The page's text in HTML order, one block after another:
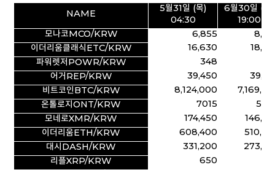
NAME
5월31일 (목)
04:30
6월30일 (토)
19:00
모나코MCO/KRW
6,855
이더리움클래식ETC/KRW
16,630
파워렛저POWR/KRW
348
어거REP/KRW
39,450
비트코인BTC/KRW
8,124,000
온톨로지ONT/KRW
7015
모네로XMR/KRW
174,450
이더리움ETH/KRW
608,400
대시DASH/KRW
331,200
리플XRP/KRW
650